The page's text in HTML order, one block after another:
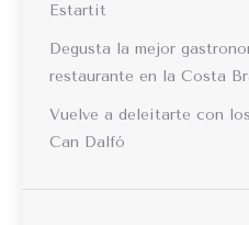
Estartit
Degusta la mejor
restaurante en la Costa
Vuelve a deleitarte con
Can Dalfó